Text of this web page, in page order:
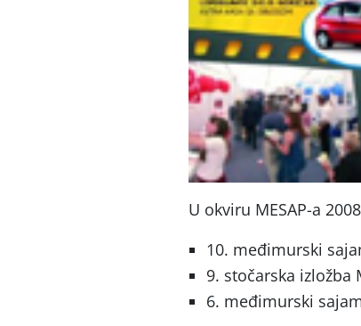
U okviru MESAP-a
10. međimurski
9. stočarska
6. međimurski